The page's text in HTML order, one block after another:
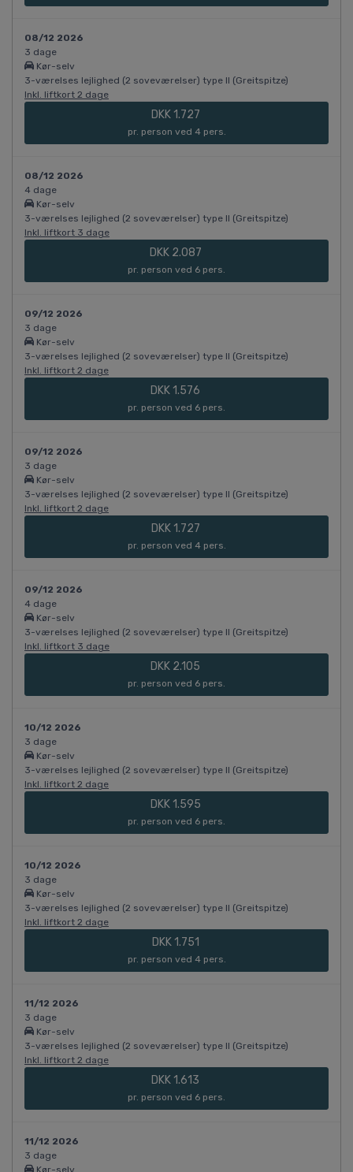
08/12 2026
3 dage
Kør-selv
3-værelses lejlighed (2 soveværelser) type II (Greitspitze)
Inkl. liftkort 2 dage
DKK 1.727
pr. person ved 4 pers.
08/12 2026
4 dage
Kør-selv
3-værelses lejlighed (2 soveværelser) type II (Greitspitze)
Inkl. liftkort 3 dage
DKK 2.087
pr. person ved 6 pers.
09/12 2026
3 dage
Kør-selv
3-værelses lejlighed (2 soveværelser) type II (Greitspitze)
Inkl. liftkort 2 dage
DKK 1.576
pr. person ved 6 pers.
09/12 2026
3 dage
Kør-selv
3-værelses lejlighed (2 soveværelser) type II (Greitspitze)
Inkl. liftkort 2 dage
DKK 1.727
pr. person ved 4 pers.
09/12 2026
4 dage
Kør-selv
3-værelses lejlighed (2 soveværelser) type II (Greitspitze)
Inkl. liftkort 3 dage
DKK 2.105
pr. person ved 6 pers.
10/12 2026
3 dage
Kør-selv
3-værelses lejlighed (2 soveværelser) type II (Greitspitze)
Inkl. liftkort 2 dage
DKK 1.595
pr. person ved 6 pers.
10/12 2026
3 dage
Kør-selv
3-værelses lejlighed (2 soveværelser) type II (Greitspitze)
Inkl. liftkort 2 dage
DKK 1.751
pr. person ved 4 pers.
11/12 2026
3 dage
Kør-selv
3-værelses lejlighed (2 soveværelser) type II (Greitspitze)
Inkl. liftkort 2 dage
DKK 1.613
pr. person ved 6 pers.
11/12 2026
3 dage
Kør-selv